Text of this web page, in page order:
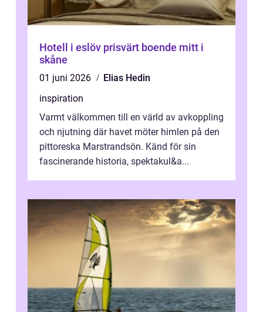
Hotell i eslöv prisvärt boende mitt i
skåne
01 juni 2026
Elias Hedin
inspiration
Varmt välkommen till en värld av avkoppling
och njutning där havet möter himlen på den
pittoreska Marstrandsön. Känd för sin
fascinerande historia, spektakul&a...